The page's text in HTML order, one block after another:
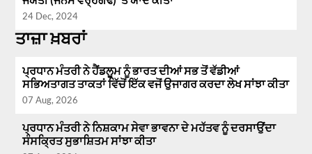
24 Dec, 2024
ਤਾਜ਼ਾ ਖ਼ਬਰਾਂ
ਪ੍ਰਧਾਨ ਮੰਤਰੀ ਨੇ ਹੈਂਡਲੂਮ ਨੂੰ ਭਾਰਤ ਦੀਆਂ ਸਭ ਤੋਂ ਵੱਡੀਆਂ
ਸਭਿਅਤਾਗਤ ਤਾਕਤਾਂ ਵਿੱਚੋਂ ਇੱਕ ਵਜੋਂ ਉਜਾਗਰ ਕਰਦਾ ਲੇਖ ਸਾਂਝਾ ਕੀਤਾ
07 Aug, 2026
ਪ੍ਰਧਾਨ ਮੰਤਰੀ ਨੇ ਨਿਸ਼ਕਾਮ ਸੇਵਾ ਭਾਵਨਾ ਦੇ ਮਹੱਤਵ ਨੂੰ ਦਰਸਾਉਂਦਾ
ਸੰਸਕ੍ਰਿਤ ਸੁਭਾਸ਼ਿਤਮ ਸਾਂਝਾ ਕੀਤਾ